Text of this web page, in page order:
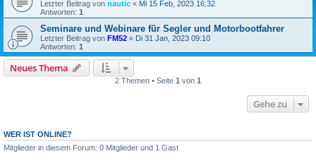
Letzter Beitrag von nautic « Mi 15 Feb, 2023 16:32
Antworten: 1
Seminare und Webinare für Segler und Motorbootfahrer
Letzter Beitrag von FM52 « Di 31 Jan, 2023 09:10
Antworten: 1
Neues Thema
2 Themen • Seite 1 von 1
Gehe zu
WER IST ONLINE?
Mitglieder in diesem Forum: 0 Mitglieder und 1 Gast